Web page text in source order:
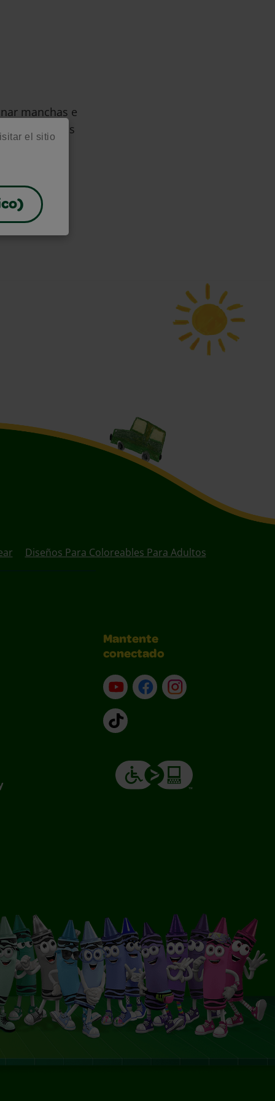
el sitio
manchas e
y recursos
Diseños Para Coloreables Para Adultos
Mantente
conectado
YouTube (en inglés)
Facebook (en inglés)
Instagram (en
TikTok